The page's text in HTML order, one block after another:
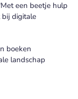
een beetje hulp
bij digitale
boeken
landschap